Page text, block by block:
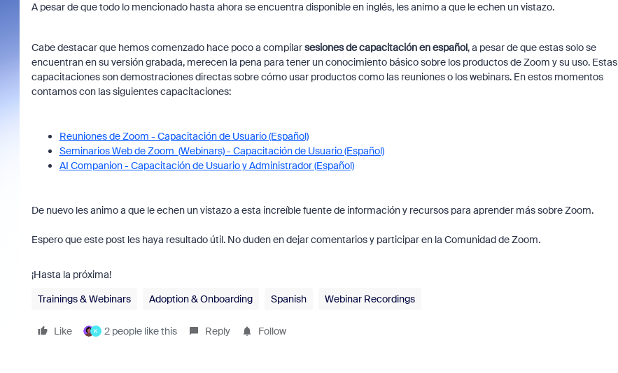
A pesar de que todo lo mencionado hasta ahora se encuentra disponible en inglés, les animo a que le echen un vistazo.
Cabe destacar que hemos comenzado hace poco a compilarsesiones de capacitación en español, a pesar de que estas solo se
encuentran en su versión grabada, merecen la pena para tener un conocimiento básico sobre los productos de Zoom y su uso. Estas
capacitaciones son demostraciones directas sobre cómo usar productos como las reuniones o los webinars. En estos momentos
contamos con las siguientes capacitaciones:
Reuniones de Zoom - Capacitación de Usuario (Español)
Seminarios Web de Zoom (Webinars) - Capacitación de Usuario (Español)
AI Companion - Capacitación de Usuario y Administrador (Español)
De nuevo les animo a que le echen un vistazo a esta increíble fuente de información y recursos para aprender más sobre Zoom.
Espero que este post les haya resultado útil. No duden en dejar comentarios y participar en la Comunidad de Zoom.
¡Hasta la próxima!
Trainings & Webinars
Adoption & Onboarding Spanish Webinar Recordings
Like K 2 people like this Reply Follow